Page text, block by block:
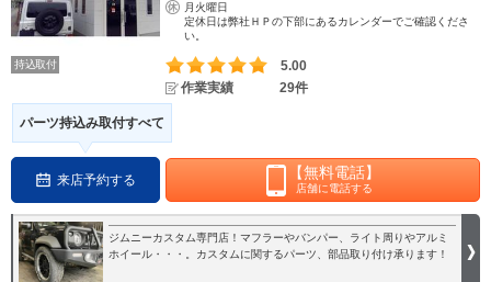
月火曜日
定休日は弊社ＨＰの下部にあるカレンダーでご確認くださ
い。
持込取付
5.00
作業実績
29件
パーツ持込み取付すべて
来店予約する 【無料電話】
店舗に電話する
ジムニーカスタム専門店！マフラーやバンパー、ライト周りやアルミ
ホイール・・・。カスタムに関するパーツ、部品取り付け承ります！